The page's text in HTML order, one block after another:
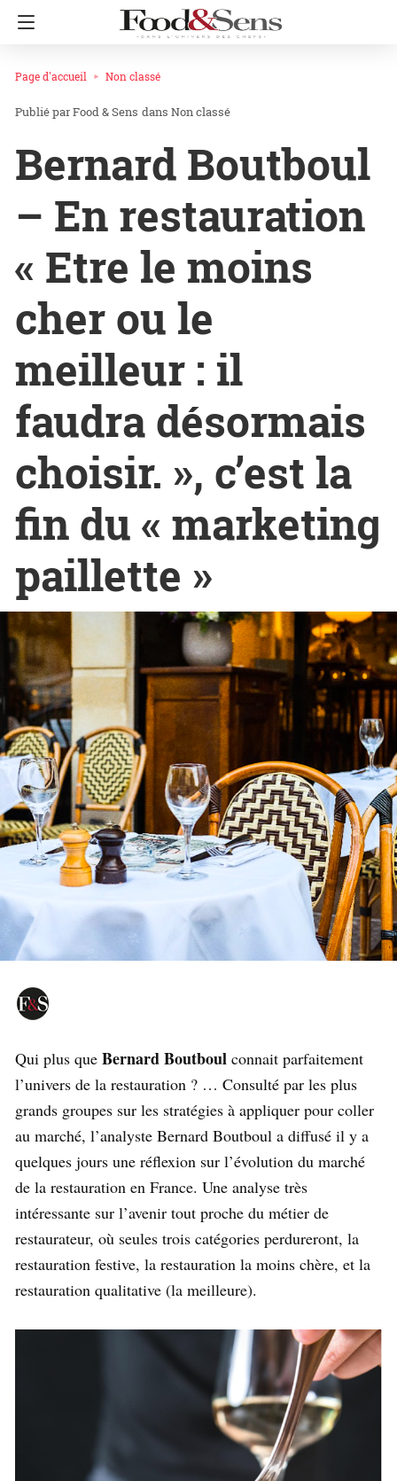
Page d'accueil Non classé
Food & Sens dans Non classé
Bernard Boutboul
– En restauration
« Etre le moins
cher ou le
meilleur : il
faudra désormais
choisir. », c’est la
fin du « marketing
paillette »
Qui plus que Bernard Boutboul connait parfaitement
l’univers de la restauration ? … Consulté par les plus
grands groupes sur les stratégies à appliquer pour coller
au marché, l’analyste Bernard Boutboul a diffusé il y a
quelques jours une réflexion sur l’évolution du marché
de la restauration en France. Une analyse très
intéressante sur l’avenir tout proche du métier de
restaurateur, où seules trois catégories perdureront, la
restauration festive, la restauration la moins chère, et la
restauration qualitative (la meilleure).